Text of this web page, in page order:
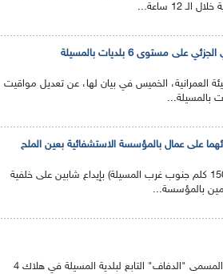
12 ساعة...
مستوى 6 بلديات بالمسيلة
العمرانية، الخميس في بيان لها، عن تعديل مواقيت
بالمسيلة...
على عمال بالمؤسسة الاستشفائية بعين الملح
أمر قاضي التحقيق لدى محكمة عين الملح (150 كلم جنوب غرب المسيلة) بإيداع شابين على خلفية
بالمؤسسة...
تسبّب حادث مرور وقع هذا السبت بالمكان المسمى "الدفاف" التابع لبلدية المسيلة في هلاك 4